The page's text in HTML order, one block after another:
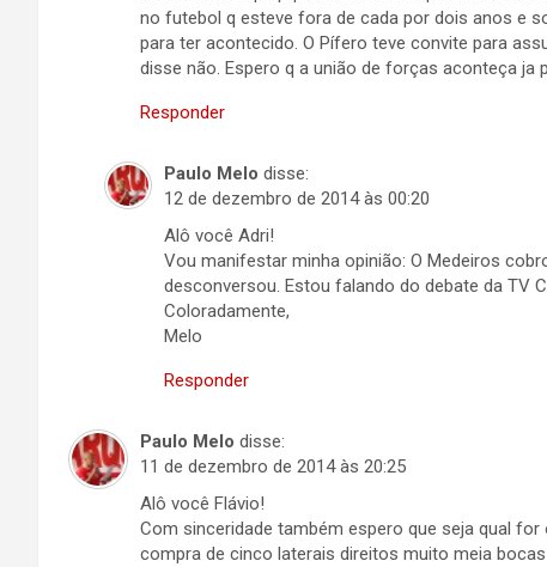
no futebol q esteve fora de cada por dois anos e
para ter acontecido. O Pífero teve convite para
disse não. Espero q a união de forças aconteça ja
Responder
Paulo Melo disse:
12 de dezembro de 2014 às 00:20
Alô você Adri!
Vou manifestar minha opinião: O Medeiros
desconversou. Estou falando do debate da TV
Coloradamente,
Melo
Responder
Paulo Melo disse:
11 de dezembro de 2014 às 20:25
Alô você Flávio!
Com sinceridade também espero que seja qual
compra de cinco laterais direitos muito meia